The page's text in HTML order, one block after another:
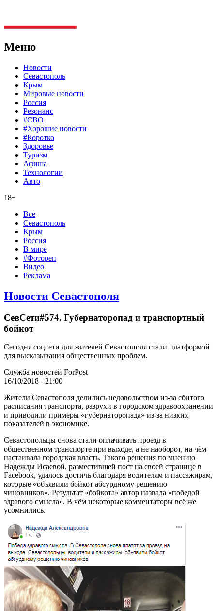
Меню
Новости
Севастополь
Крым
Мировые новости
Россия
Резонанс
#СВО
#Хорошие новости
#Коротко
Здоровье
Туризм
Афиша
Технологии
Авто
18+
Все
Севастополь
Крым
Россия
В мире
#Фотореп
Видео
Реклама
Новости Севастополя
СевСети#574. Губернаторопад и транспортный
бойкот
Сегодня соцсети для жителей Севастополя стали платформой
для высказывания общественных проблем.
Служба новостей ForPost
16/10/2018 - 21:00
Жители Севастополя делились недовольством из-за сбитого
расписания транспорта, разрухи в городском здравоохранении
и приводили примеры «губернаторопада» из-за низких
показателей в экономике.
Севастопольцы снова стали оплачивать проезд в
общественном транспорте при выходе, а не наоборот, на чём
настаивала городская власть. Такого решения по мнению
Надежды Исаевой, разместившей пост на своей странице в
Facebook, удалось достичь благодаря водителям и пассажирам,
которые «объявили бойкот абсурдному решению
чиновников». Результат «бойкота» автор назвала «победой
здравого смысла». В чём некоторые комментаторы всё же
усомнились.